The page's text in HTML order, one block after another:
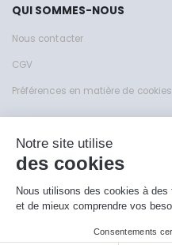
QUI SOMMES-NOUS
Nous contacter
CGV
Préférences en matière de cookies